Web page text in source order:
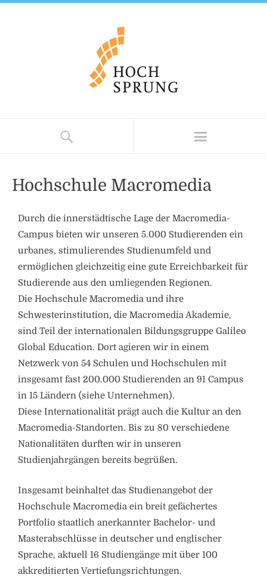
Hochschule Macromedia
Durch die innerstädtische Lage der Macromedia-
Campus bieten wir unseren 5.000 Studierenden ein
urbanes, stimulierendes Studienumfeld und
ermöglichen gleichzeitig eine gute Erreichbarkeit für
Studierende aus den umliegenden Regionen.
Die Hochschule Macromedia und ihre
Schwesterinstitution, die Macromedia Akademie,
sind Teil der internationalen Bildungsgruppe Galileo
Global Education. Dort agieren wir in einem
Netzwerk von 54 Schulen und Hochschulen mit
insgesamt fast 200.000 Studierenden an 91 Campus
in 15 Ländern (siehe Unternehmen).
Diese Internationalität prägt auch die Kultur an den
Macromedia-Standorten. Bis zu 80 verschiedene
Nationalitäten durften wir in unseren
Studienjahrgängen bereits begrüßen.
Insgesamt beinhaltet das Studienangebot der
Hochschule Macromedia ein breit gefächertes
Portfolio staatlich anerkannter Bachelor- und
Masterabschlüsse in deutscher und englischer
Sprache, aktuell 16 Studiengänge mit über 100
akkreditierten Vertiefungsrichtungen.